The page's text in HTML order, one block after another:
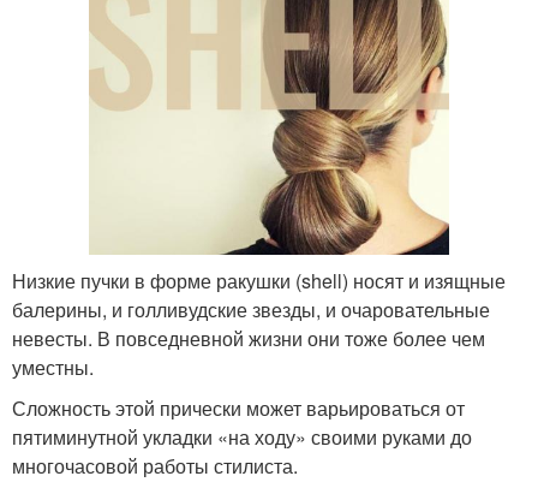
Низкие пучки в форме ракушки (shell) носят и изящные
балерины, и голливудские звезды, и очаровательные
невесты. В повседневной жизни они тоже более чем
уместны.
Сложность этой прически может варьироваться от
пятиминутной укладки «на ходу» своими руками до
многочасовой работы стилиста.